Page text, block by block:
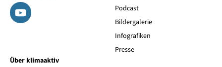
Podcast
Bildergalerie
Infografiken
Presse
Über klimaaktiv